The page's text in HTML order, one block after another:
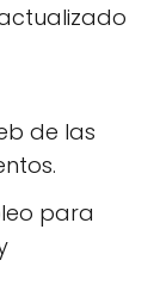
de las
para